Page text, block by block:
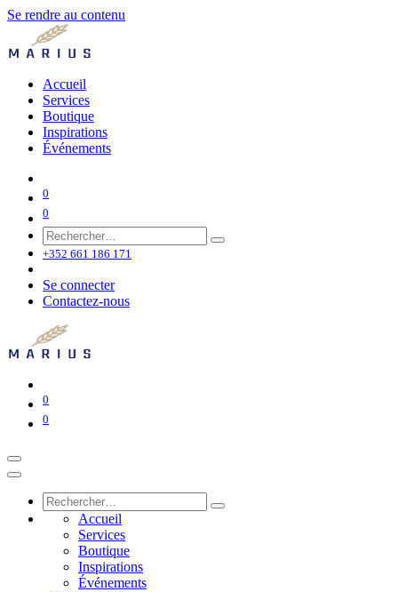
Se rendre au contenu
Accueil
Services
Boutique
Inspirations
Événements
0
0
+352 661 186 171
Se connecter
Contactez-nous
0
0
Accueil
Services
Boutique
Inspirations
Événements